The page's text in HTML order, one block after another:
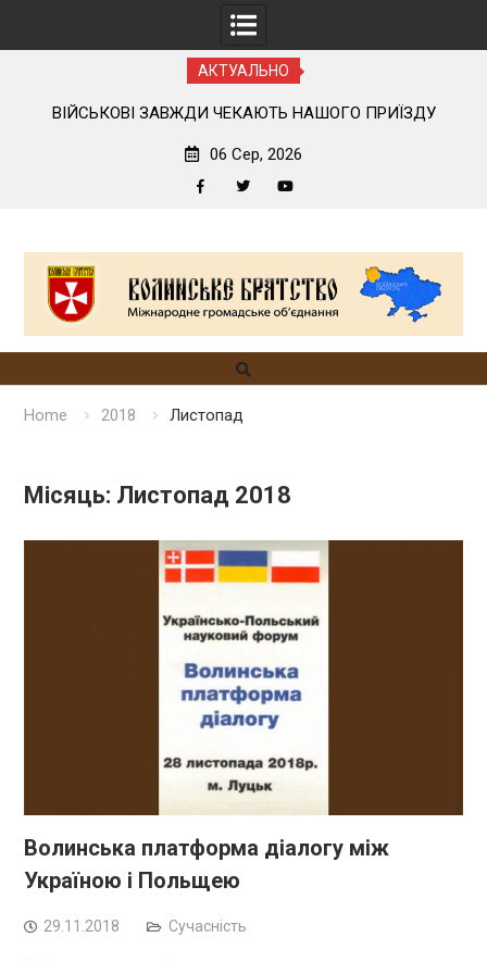
АКТУАЛЬНО
ВІЙСЬКОВІ ЗАВЖДИ ЧЕКАЮТЬ НАШОГО ПРИЇЗДУ
06 Сер, 2026
content
Home 2018 Листопад
Місяць: Листопад 2018
Волинська платформа діалогу між
Україною і Польщею
29.11.2018 Сучасність